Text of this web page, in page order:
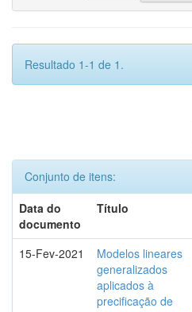
Resultado 1-1 de 1.
Conjunto de itens:
Data do
documento
Título
15-Fev-2021
Modelos lineares
generalizados
aplicados à
precificação de